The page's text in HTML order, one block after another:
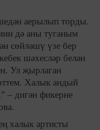
аерылып торды.
дә аны туганым
сөйләшү үзе бер
шәхесләр белән
Ул җырлаган
Халык андый
– дигән фикерне
халык артисты